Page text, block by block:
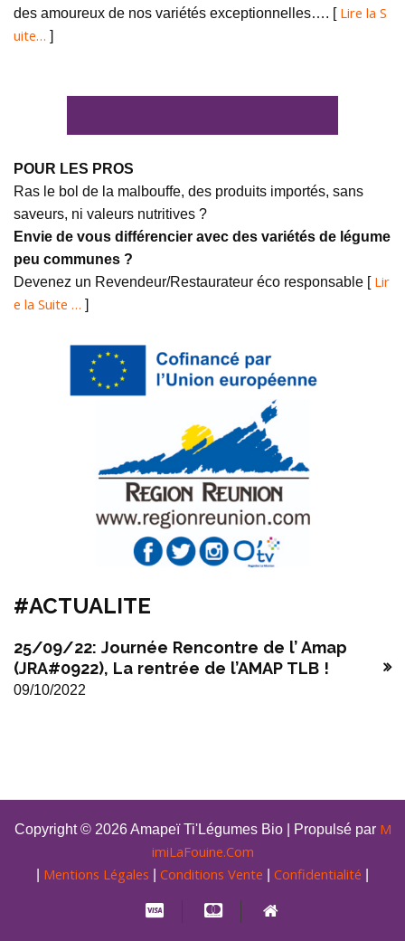
des amoureux de nos variétés exceptionnelles…. [ Lire la S
uite… ]
POUR LES PROS
Ras le bol de la malbouffe, des produits importés, sans
saveurs, ni valeurs nutritives ?
Envie de vous différencier avec des variétés de légume
peu communes ?
Devenez un Revendeur/Restaurateur éco responsable [ Lir
e la Suite … ]
#ACTUALITE
25/09/22: Journée Rencontre de l’ Amap
(JRA#0922), La rentrée de l’AMAP TLB !
09/10/2022
Copyright © 2026 Amapeï Ti'Légumes Bio | Propulsé par M
imiLaFouine.Com
Mentions Légales Conditions Vente Confidentialité